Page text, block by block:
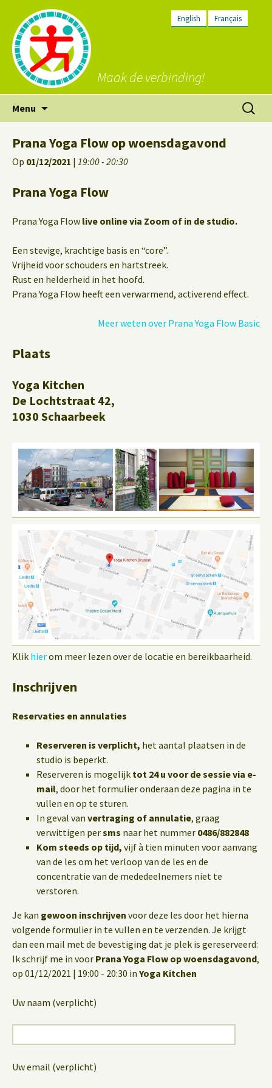
English Français
Maak de verbinding!
Menu
inhoud
Zoeken
naar:
Prana Yoga Flow op woensdagavond
Op 01/12/2021 | 19:00 - 20:30
Prana Yoga Flow
Prana Yoga Flow live online via Zoom of in de studio.
Een stevige, krachtige basis en “core”.
Vrijheid voor schouders en hartstreek.
Rust en helderheid in het hoofd.
Prana Yoga Flow heeft een verwarmend, activerend effect.
Meer weten over Prana Yoga Flow Basic
Plaats
Yoga Kitchen
De Lochtstraat 42,
1030 Schaarbeek
Klik hierom meer lezen over de locatie en bereikbaarheid.
Inschrijven
Reservaties en annulaties
Reserveren is verplicht, het aantal plaatsen in de
studio is beperkt.
Reserveren is mogelijk tot 24 u voor de sessie via e-
mail, door het formulier onderaan deze pagina in te
vullen en op te sturen.
In geval van vertraging of annulatie, graag
verwittigen persms naar het nummer 0486/882848
Kom steeds op tijd, vijf à tien minuten voor aanvang
van de les om het verloop van de les en de
concentratie van de mededeelnemers niet te
verstoren.
Je kan gewoon inschrijven voor deze les door het hierna
volgende formulier in te vullen en te verzenden. Je krijgt
dan een mail met de bevestiging dat je plek is gereserveerd:
Ik schrijf me in voor Prana Yoga Flow op woensdagavond,
op 01/12/2021 | 19:00 - 20:30 in Yoga Kitchen
Uw naam (verplicht)
Uw email (verplicht)